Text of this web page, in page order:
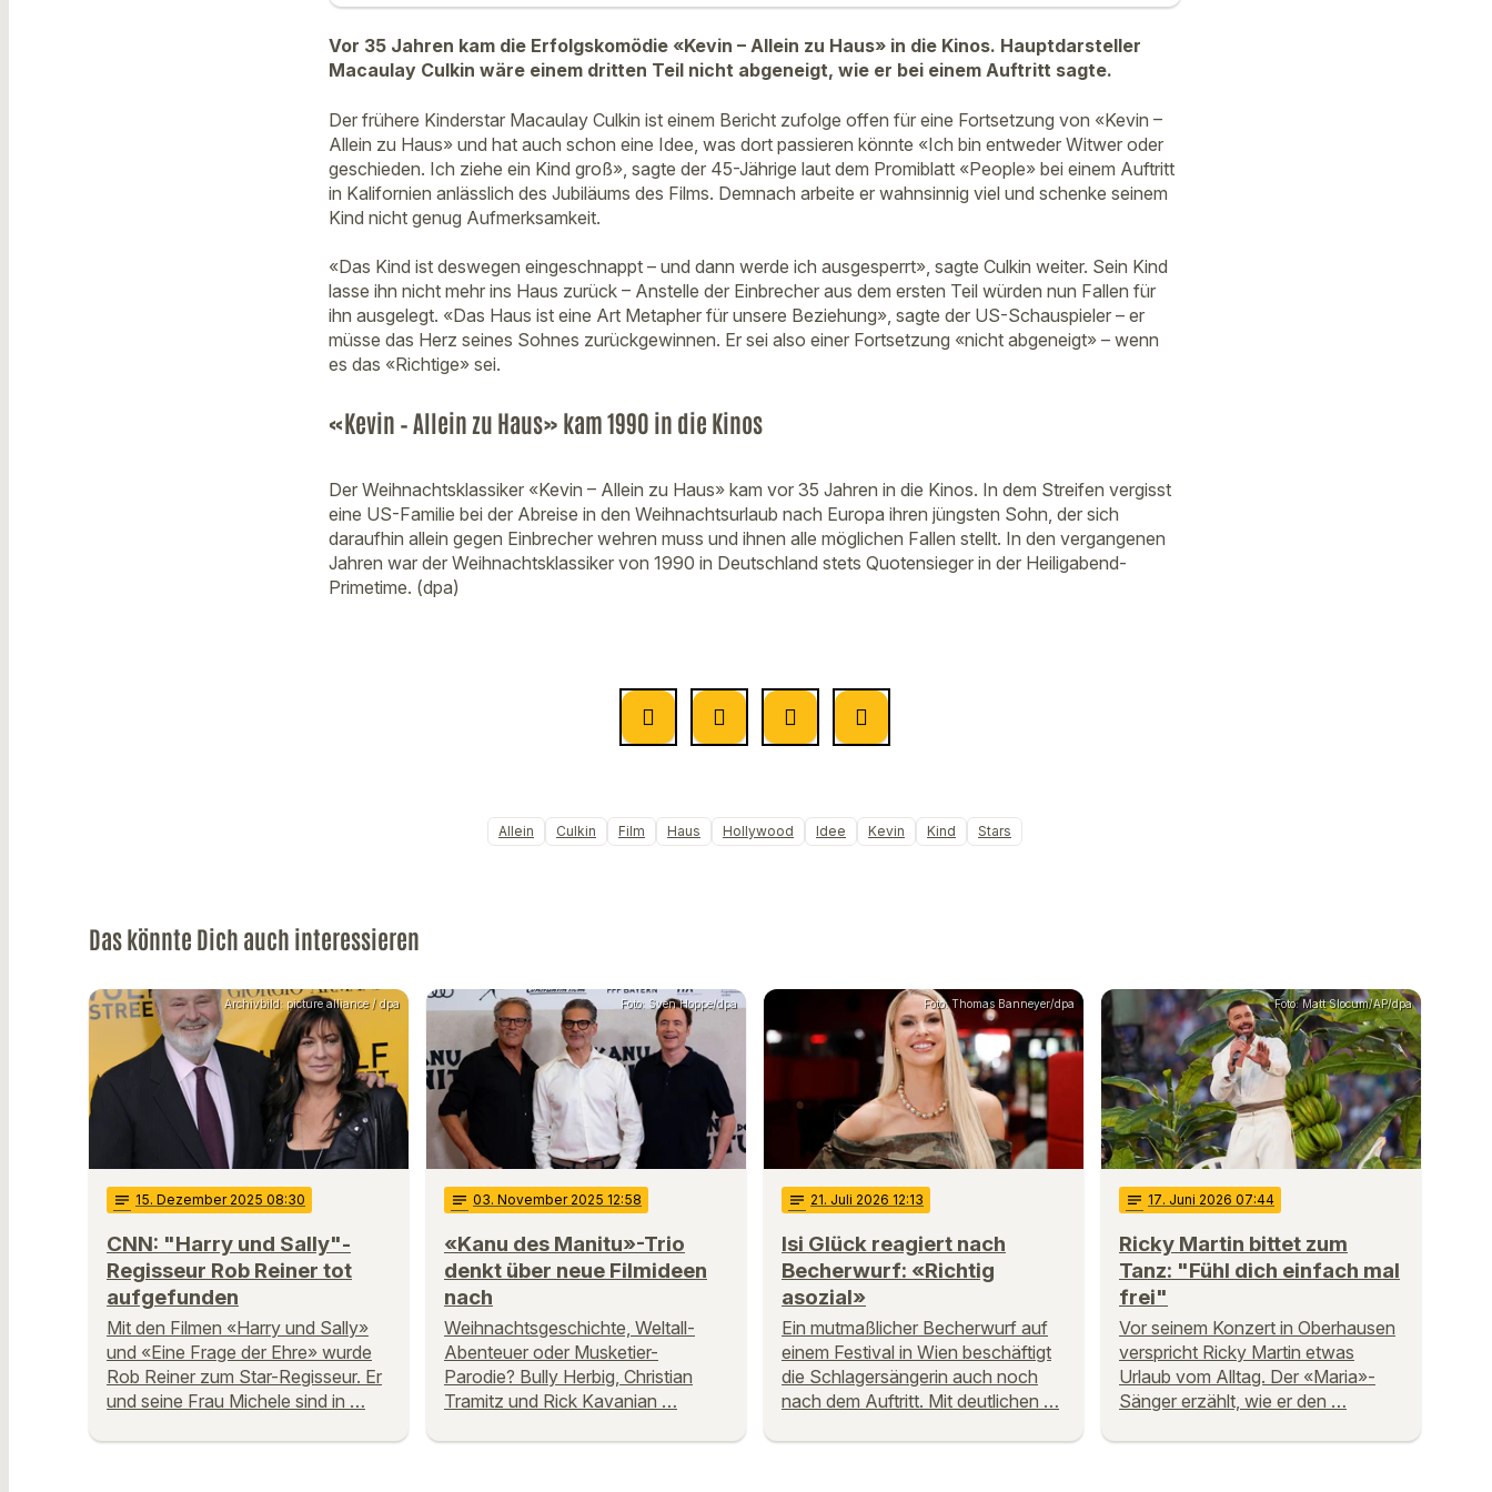
Vor 35 Jahren kam die Erfolgskomödie «Kevin – Allein zu Haus» in die Kinos. Hauptdarsteller
Macaulay Culkin wäre einem dritten Teil nicht abgeneigt, wie er bei einem Auftritt sagte.
Der frühere Kinderstar Macaulay Culkin ist einem Bericht zufolge offen für eine Fortsetzung von «Kevin –
Allein zu Haus» und hat auch schon eine Idee, was dort passieren könnte «Ich bin entweder Witwer oder
geschieden. Ich ziehe ein Kind groß», sagte der 45-Jährige laut dem Promiblatt «People» bei einem Auftritt
in Kalifornien anlässlich des Jubiläums des Films. Demnach arbeite er wahnsinnig viel und schenke seinem
Kind nicht genug Aufmerksamkeit.
«Das Kind ist deswegen eingeschnappt – und dann werde ich ausgesperrt», sagte Culkin weiter. Sein Kind
lasse ihn nicht mehr ins Haus zurück – Anstelle der Einbrecher aus dem ersten Teil würden nun Fallen für
ihn ausgelegt. «Das Haus ist eine Art Metapher für unsere Beziehung», sagte der US-Schauspieler – er
müsse das Herz seines Sohnes zurückgewinnen. Er sei also einer Fortsetzung «nicht abgeneigt» – wenn
es das «Richtige» sei.
«Kevin – Allein zu Haus» kam 1990 in die Kinos
Der Weihnachtsklassiker «Kevin – Allein zu Haus» kam vor 35 Jahren in die Kinos. In dem Streifen vergisst
eine US-Familie bei der Abreise in den Weihnachtsurlaub nach Europa ihren jüngsten Sohn, der sich
daraufhin allein gegen Einbrecher wehren muss und ihnen alle möglichen Fallen stellt. In den vergangenen
Jahren war der Weihnachtsklassiker von 1990 in Deutschland stets Quotensieger in der Heiligabend-
Primetime. (dpa)
Allein Culkin Film Haus Hollywood Idee Kevin Kind Stars
Das könnte Dich auch interessieren
Archivbild: picture alliance / dpa
notes 15. Dezember 2025 08:30
CNN: "Harry und Sally"-
Regisseur Rob Reiner tot
aufgefunden
Mit den Filmen «Harry und Sally»
und «Eine Frage der Ehre» wurde
Rob Reiner zum Star-Regisseur. Er
und seine Frau Michele sind in …
Foto: Sven Hoppe/dpa
notes 03. November 2025 12:58
«Kanu des Manitu»-Trio
denkt über neue Filmideen
nach
Weihnachtsgeschichte, Weltall-
Abenteuer oder Musketier-
Parodie? Bully Herbig, Christian
Tramitz und Rick Kavanian …
Foto: Thomas Banneyer/dpa
notes 21. Juli 2026 12:13
Isi Glück reagiert nach
Becherwurf: «Richtig
asozial»
Ein mutmaßlicher Becherwurf auf
einem Festival in Wien beschäftigt
die Schlagersängerin auch noch
nach dem Auftritt. Mit deutlichen …
Foto: Matt Slocum/AP/dpa
notes 17. Juni 2026 07:44
Ricky Martin bittet zum
Tanz: "Fühl dich einfach mal
frei"
Vor seinem Konzert in Oberhausen
verspricht Ricky Martin etwas
Urlaub vom Alltag. Der «Maria»-
Sänger erzählt, wie er den …